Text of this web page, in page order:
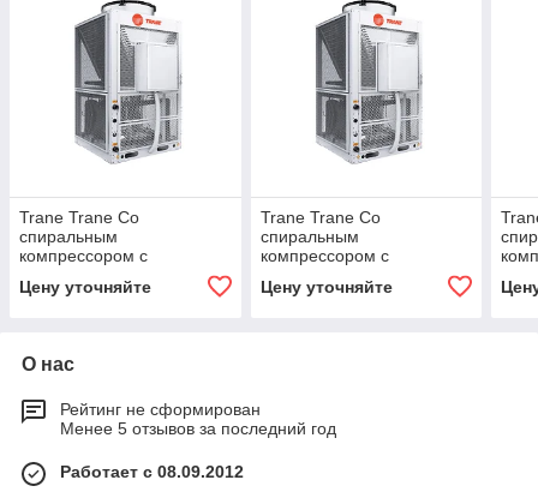
Trane Trane Со
спиральным
компрессором с
воздушным охлаждением
(Flex II 200)
Цену уточняйте
Trane Trane Со
спиральным
компрессором с
воздушным охлаждением
(Flex II 220)
Цену уточняйте
О нас
Рейтинг не сформирован
Менее 5 отзывов за последний год
Работает с 08.09.2012